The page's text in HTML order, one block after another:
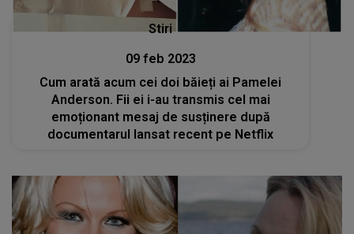
Stiri
09 feb 2023
Cum arată acum cei doi băieți ai Pamelei
Anderson. Fii ei i-au transmis cel mai
emoționant mesaj de susținere după
documentarul lansat recent pe Netflix